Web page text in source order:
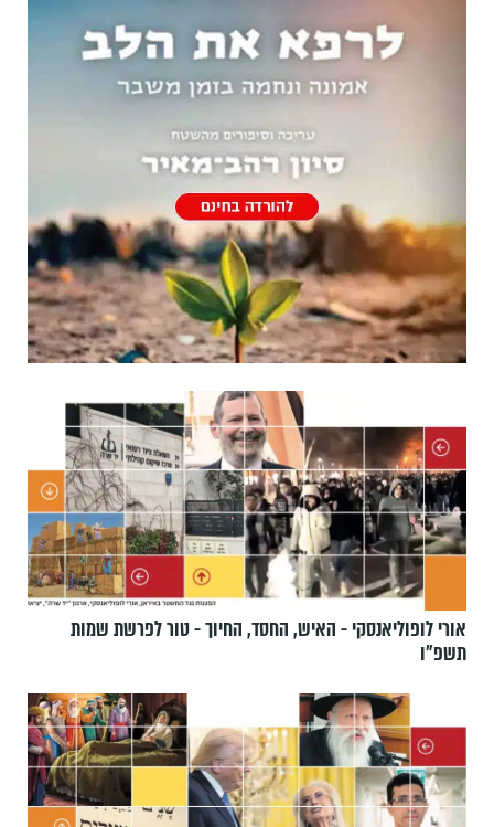
אורי לופוליאנסקי - האיש, החסד, החיוך - טור לפרשת שמות
תשפ״ו